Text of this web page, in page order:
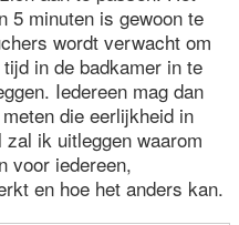
5 minuten is gewoon te
wordt verwacht om
in de badkamer in te
Iedereen mag dan
die eerlijkheid in
ik uitleggen waarom
voor iedereen,
en hoe het anders kan.